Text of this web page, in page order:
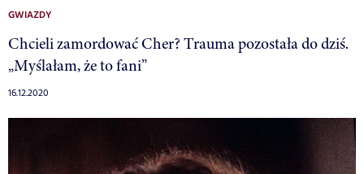
GWIAZDY
Chcieli zamordować Cher? Trauma pozostała do dziś.
„Myślałam, że to fani”
16.12.2020